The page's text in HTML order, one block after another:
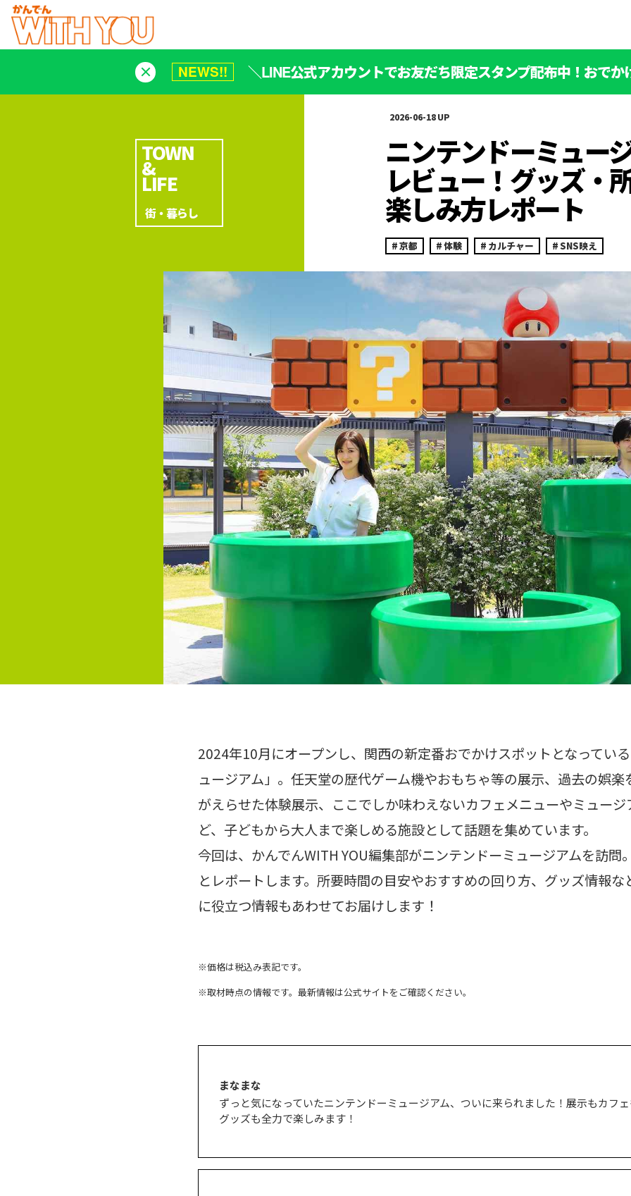
NEWS!! ＼LINE公式アカウントでお友だち限定スタンプ配布中！おで
2026-06-18
ニンテンドーミュー
レビュー！グッズ・
楽しみ方レポート
京都 体験 カルチャー SNS映え
2024年10月にオープンし、関西の新定番おでかけスポットとなってい
ュージアム」。任天堂の歴代ゲーム機やおもちゃ等の展示、過去の娯
がえらせた体験展示、ここでしか味わえないカフェメニューやミュー
ど、子どもから大人まで楽しめる施設として話題を集めています。
今回は、かんでんWITH YOU編集部がニンテンドーミュージアムを訪問
とレポートします。所要時間の目安やおすすめの回り方、グッズ情報な
に役立つ情報もあわせてお届けします！
※価格は税込み表記です。
※取材時点の情報です。最新情報は公式サイトをご確認ください。
まなまな
ずっと気になっていたニンテンドーミュージアム、ついに来られました！展示もカフ
グッズも全力で楽しみます！